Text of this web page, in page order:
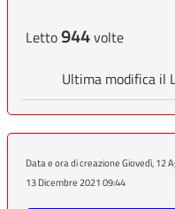
Letto944volte
Ultima modifica il
Data e ora di creazione Giovedì, 12
13 Dicembre 2021 09:44